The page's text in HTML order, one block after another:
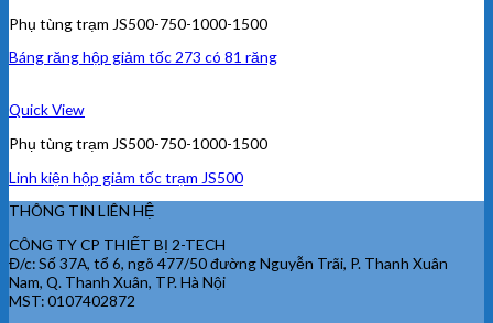
Phụ tùng trạm JS500-750-1000-1500
Báng răng hộp giảm tốc 273 có 81 răng
Quick View
Phụ tùng trạm JS500-750-1000-1500
Linh kiện hộp giảm tốc trạm JS500
THÔNG TIN LIÊN HỆ
CÔNG TY CP THIẾT BỊ 2-TECH
Đ/c: Số 37A, tổ 6, ngõ 477/50 đường Nguyễn Trãi, P. Thanh Xuân
Nam, Q. Thanh Xuân, TP. Hà Nội
MST: 0107402872